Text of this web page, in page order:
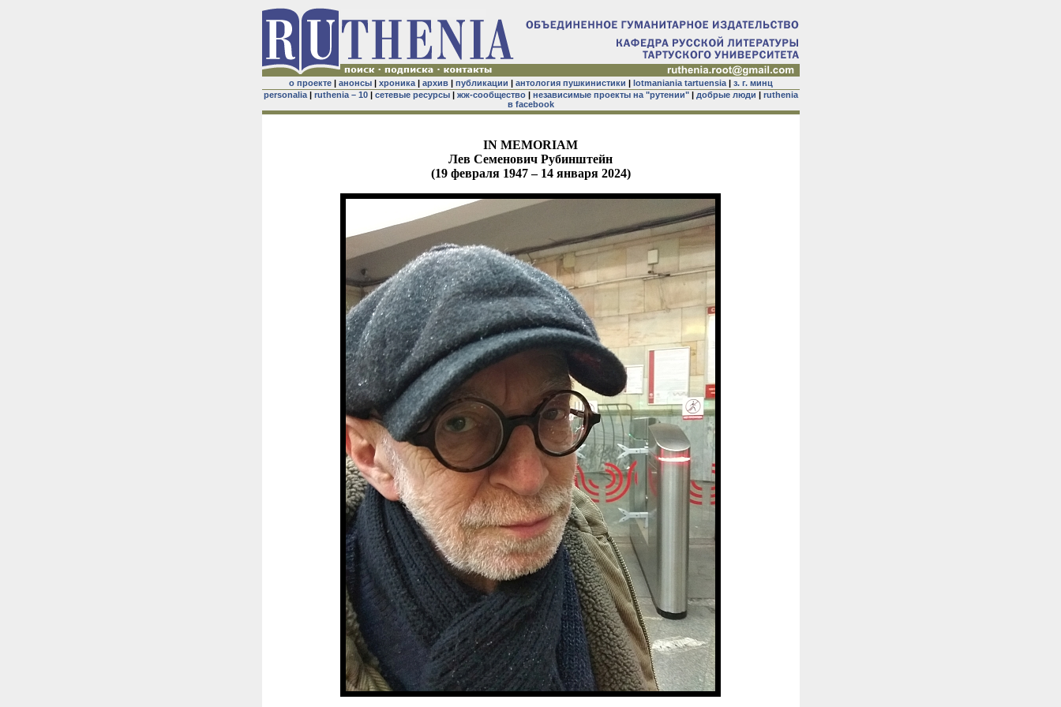
о проекте| анонсы| хроника| архив| публикации | антология пушкинистики | lotmaniania tartuensia| з. г. минц
personalia| ruthenia – 10| сетевые ресурсы| жж-сообщество| независимые проекты на "рутении"| добрые люди | ruthenia
в facebook
IN MEMORIAM
Лев Семенович Рубинштейн
(19 февраля 1947 – 14 января 2024)